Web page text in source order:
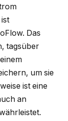
Das
tagsüber
um sie
ist eine
an